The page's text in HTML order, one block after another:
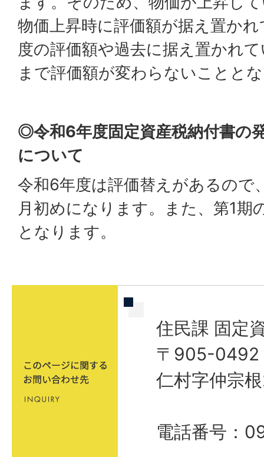
物価上昇時に評価額が据え置か
度の評価額や過去に据え置かれ
まで評価額が変わらないことと
◎令和6年度固定資産税納付書の
について
令和6年度は評価替えがあるので
月初めになります。また、第1期
となります。
住民課 固定
〒905-0492
仁村字仲宗
電話番号：